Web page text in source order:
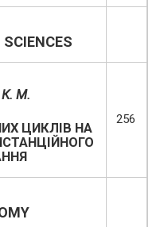
К. М.
ЦИКЛІВ НА
256